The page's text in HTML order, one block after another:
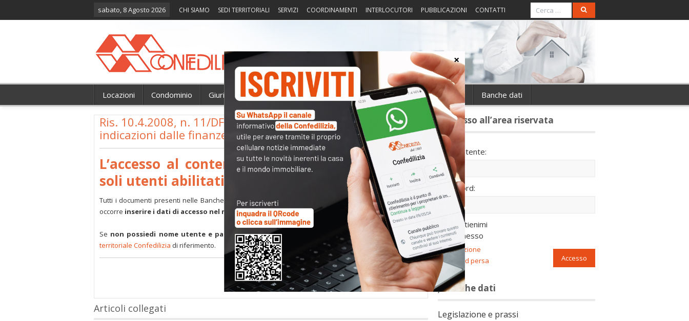
sabato, 8 Agosto 2026 CHI SIAMO SEDI TERRITORIALI SERVIZI COORDINAMENTI INTERLOCUTORI PUBBLICAZIONI CONTATTI
Locazioni Condominio Giurisprudenza Fisco Portierato Intorno alla casa Notizie Banche dati
Ris. 10.4.2008, n. 11/DF (detrazioni ICI prima casa altre
indicazioni dalle finanze)
L’accesso al contenuto completo è riservato ai
soli utenti abilitati.
Tutti i documenti presenti nelle Banche dati sonoa disposizione dei socima per poterli consultare
occorre inserire i dati di accesso nel modulo a destra della pagina .
Se non possiedi nome utente e passwordoppure li hai richiedili alla tua
Associazione
territoriale Confedilizia di riferimento.
Articoli collegati
〉 Accesso all’area riservata
Nome utente:
Password:
Mantienimi
connesso
Accesso
Registrazione
Password persa
〉 Banche dati
Legislazione e prassi